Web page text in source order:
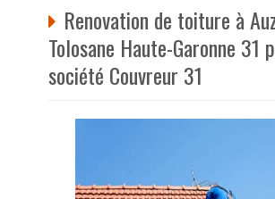
Renovation de toiture à
Tolosane Haute-Garonne 31
société Couvreur 31